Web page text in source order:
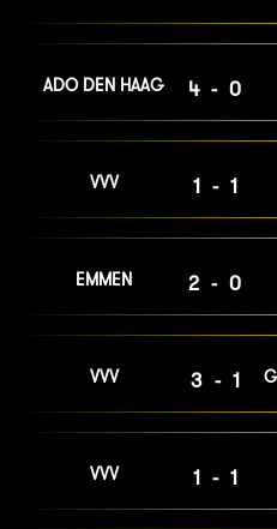
ADO DEN HAAG 4-0
VVV 1-1
EMMEN 2-0
VVV 3-1
VVV 1-1